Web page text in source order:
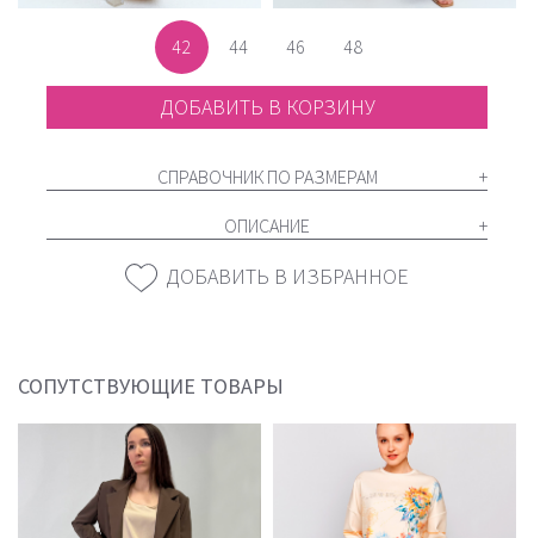
42 44 46 48
ДОБАВИТЬ В КОРЗИНУ
СПРАВОЧНИК ПО РАЗМЕРАМ
ОПИСАНИЕ
ДОБАВИТЬ В ИЗБРАННОЕ
СОПУТСТВУЮЩИЕ ТОВАРЫ